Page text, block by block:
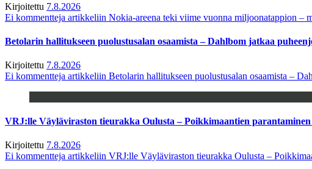
Kirjoitettu 7.8.2026
Ei kommentteja artikkeliin Nokia-areena teki viime vuonna miljoonatappion –
Betolarin hallitukseen puolustusalan osaamista – Dahlbom jatkaa
Kirjoitettu 7.8.2026
Ei kommentteja artikkeliin Betolarin hallitukseen puolustusalan osaamista –
VRJ:lle Väyläviraston tieurakka Oulusta – Poikkimaantien
Kirjoitettu 7.8.2026
Ei kommentteja artikkeliin VRJ:lle Väyläviraston tieurakka Oulusta –